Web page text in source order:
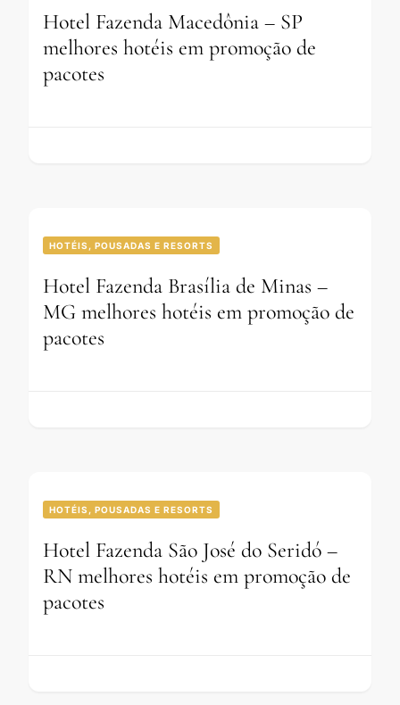
Hotel Fazenda Macedônia – SP
melhores hotéis em promoção de
pacotes
HOTÉIS, POUSADAS E RESORTS
Hotel Fazenda Brasília de Minas –
MG melhores hotéis em promoção de
pacotes
HOTÉIS, POUSADAS E RESORTS
Hotel Fazenda São José do Seridó –
RN melhores hotéis em promoção de
pacotes